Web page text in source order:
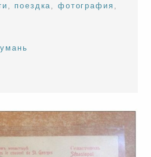
поездка ,фотография